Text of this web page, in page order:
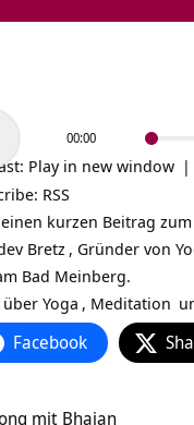
00:00
Play in new window |
RSS
kurzen Beitrag
Bretz , Gründer von
Bad Meinberg.
Yoga , Meditation
Facebook
mit Bhajan